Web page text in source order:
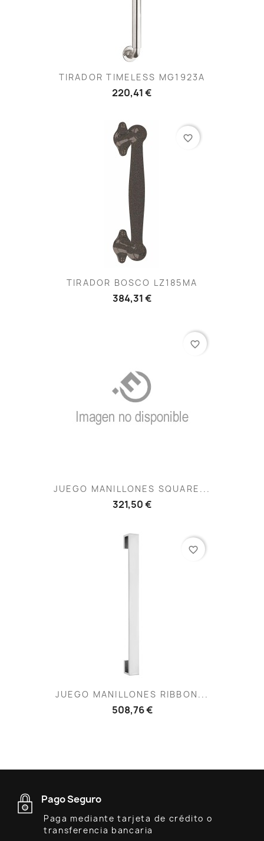
TIRADOR TIMELESS MG1923A
220,41 €
TIRADOR BOSCO LZ185MA
384,31 €
favorite_border
JUEGO MANILLONES SQUARE...
321,50 €
favorite_border
JUEGO MANILLONES RIBBON...
508,76 €
favorite_border
Pago Seguro
Paga mediante tarjeta de crédito o
transferencia bancaria